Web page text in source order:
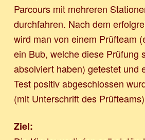
Parcours mit mehreren
durchfahren. Nach dem
wird man von einem Prüfteam
ein Bub, welche diese Prüfung
absolviert haben) getestet und
Test positiv abgeschlossen
(mit Unterschrift des
Ziel: